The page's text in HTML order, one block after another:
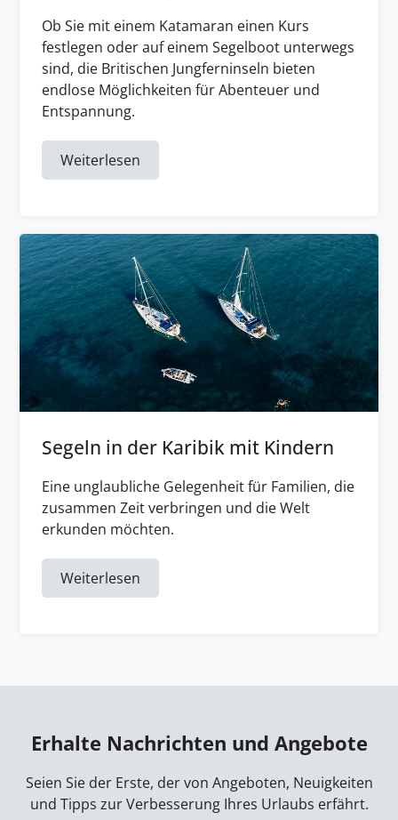
Ob Sie mit einem Katamaran einen Kurs
festlegen oder auf einem Segelboot unterwegs
sind, die Britischen Jungferninseln bieten
endlose Möglichkeiten für Abenteuer und
Entspannung.
Weiterlesen
Segeln in der Karibik mit Kindern
Eine unglaubliche Gelegenheit für Familien, die
zusammen Zeit verbringen und die Welt
erkunden möchten.
Weiterlesen
Erhalte Nachrichten und Angebote
Seien Sie der Erste, der von Angeboten, Neuigkeiten
und Tipps zur Verbesserung Ihres Urlaubs erfährt.